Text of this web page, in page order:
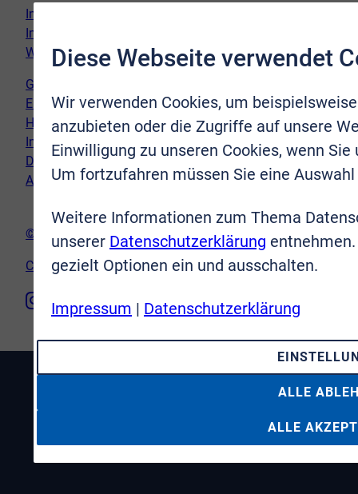
Immobilie verkaufen
Immobilie kaufen
Wir vor Ort
Genderhinweis
Erklärung zur Barrierefreiheit
Hinweispflicht Newsletter
Impressum
Datenschutz
AGB
© VR-Immobilien Bonn Rhein-Sieg GmbH
Cookie-Einstellungen
Diese Webseite verwendet
Wir verwenden Cookies, um
anzubieten oder die Zugriffe auf unsere
Einwilligung zu unseren Cookies, wenn
Um fortzufahren müssen Sie eine
Weitere Informationen zum Thema
unserer Datenschutzerklärung
gezielt Optionen ein und ausschalten.
Impressum | Datenschutzerklärung
ALLE
ALLE